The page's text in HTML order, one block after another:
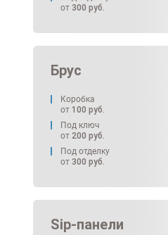
от 300 руб.
Брус
Коробка
от 100 руб.
Под ключ
от 200 руб.
Под отделку
от 300 руб.
Sip-панели